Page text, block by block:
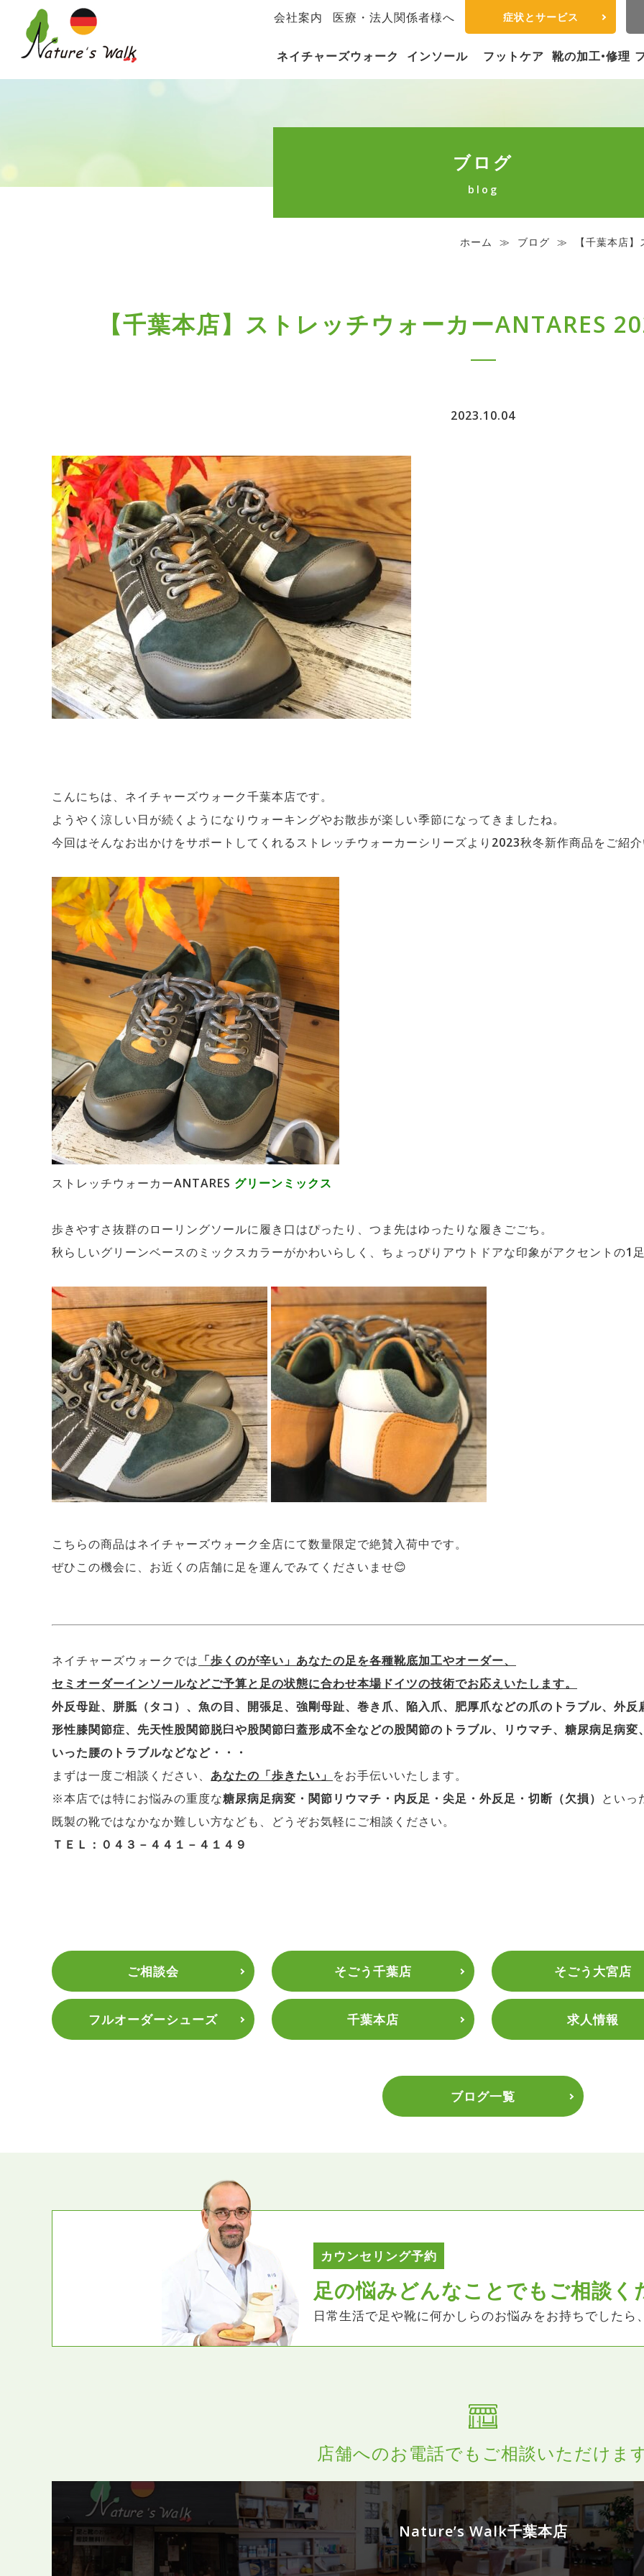
会社案内 医療・法人関係者様へ 症状とサービス
ネイチャーズウォーク インソール フットケア 靴の加工•修理
ブログ
blog
ホーム ≫ ブログ ≫ 【千葉本店
【千葉本店】ストレッチウォーカーANTARES
2023.10.04
こんにちは、ネイチャーズウォーク千葉本店です。
ようやく涼しい日が続くようになりウォーキングやお散歩が楽しい季節になってきましたね。
今回はそんなお出かけをサポートしてくれるストレッチウォーカーシリーズより2023秋冬新作商品をご紹介
ストレッチウォーカーANTARES グリーンミックス
歩きやすさ抜群のローリングソールに履き口はぴったり、つま先はゆったりな履きごごち。
秋らしいグリーンベースのミックスカラーがかわいらしく、ちょっぴりアウトドアな印象がアクセントの1足
こちらの商品はネイチャーズウォーク全店にて数量限定で絶賛入荷中です。
ぜひこの機会に、お近くの店舗に足を運んでみてくださいませ😊
ネイチャーズウォークでは 「歩くのが辛い」あなたの足を各種靴底加工やオーダー、
セミオーダーインソールなどご予算と足の状態に合わせ本場ドイツの技術でお応えいたします。
外反母趾、胼胝（タコ）、魚の目、開張足、強剛母趾、巻き爪、陥入爪、肥厚爪などの爪のトラブル、外
形性膝関節症、先天性股関節脱臼や股関節臼蓋形成不全などの股関節のトラブル、リウマチ、糖尿病足病
いった腰のトラブルなどなど・・・
まずは一度ご相談ください、 あなたの「歩きたい」 をお手伝いいたします。
※本店では特にお悩みの重度な糖尿病足病変・関節リウマチ・内反足・尖足・外反足・切断（欠損） といっ
既製の靴ではなかなか難しい方なども、どうぞお気軽にご相談ください。
ＴＥＬ：０４３－４４１－４１４９
ご相談会 そごう千葉店 そごう大宮店
フルオーダーシューズ 千葉本店 求人情報
ブログ一覧
カウンセリング予約
足の悩みどんなことでも ご相談く
日常生活で足や靴に何かしらのお悩みをお持ちでしたら
店舗へのお電話でもご相談いただけま
Nature’s Walk千葉本店